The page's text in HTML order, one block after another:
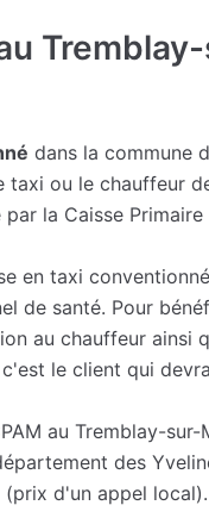
dans la commune
taxi ou le chauffeur
la Caisse Primaire
en taxi
de santé. Pour
au chauffeur ainsi
le client qui
au Tremblay-sur-
des
d'un appel local).